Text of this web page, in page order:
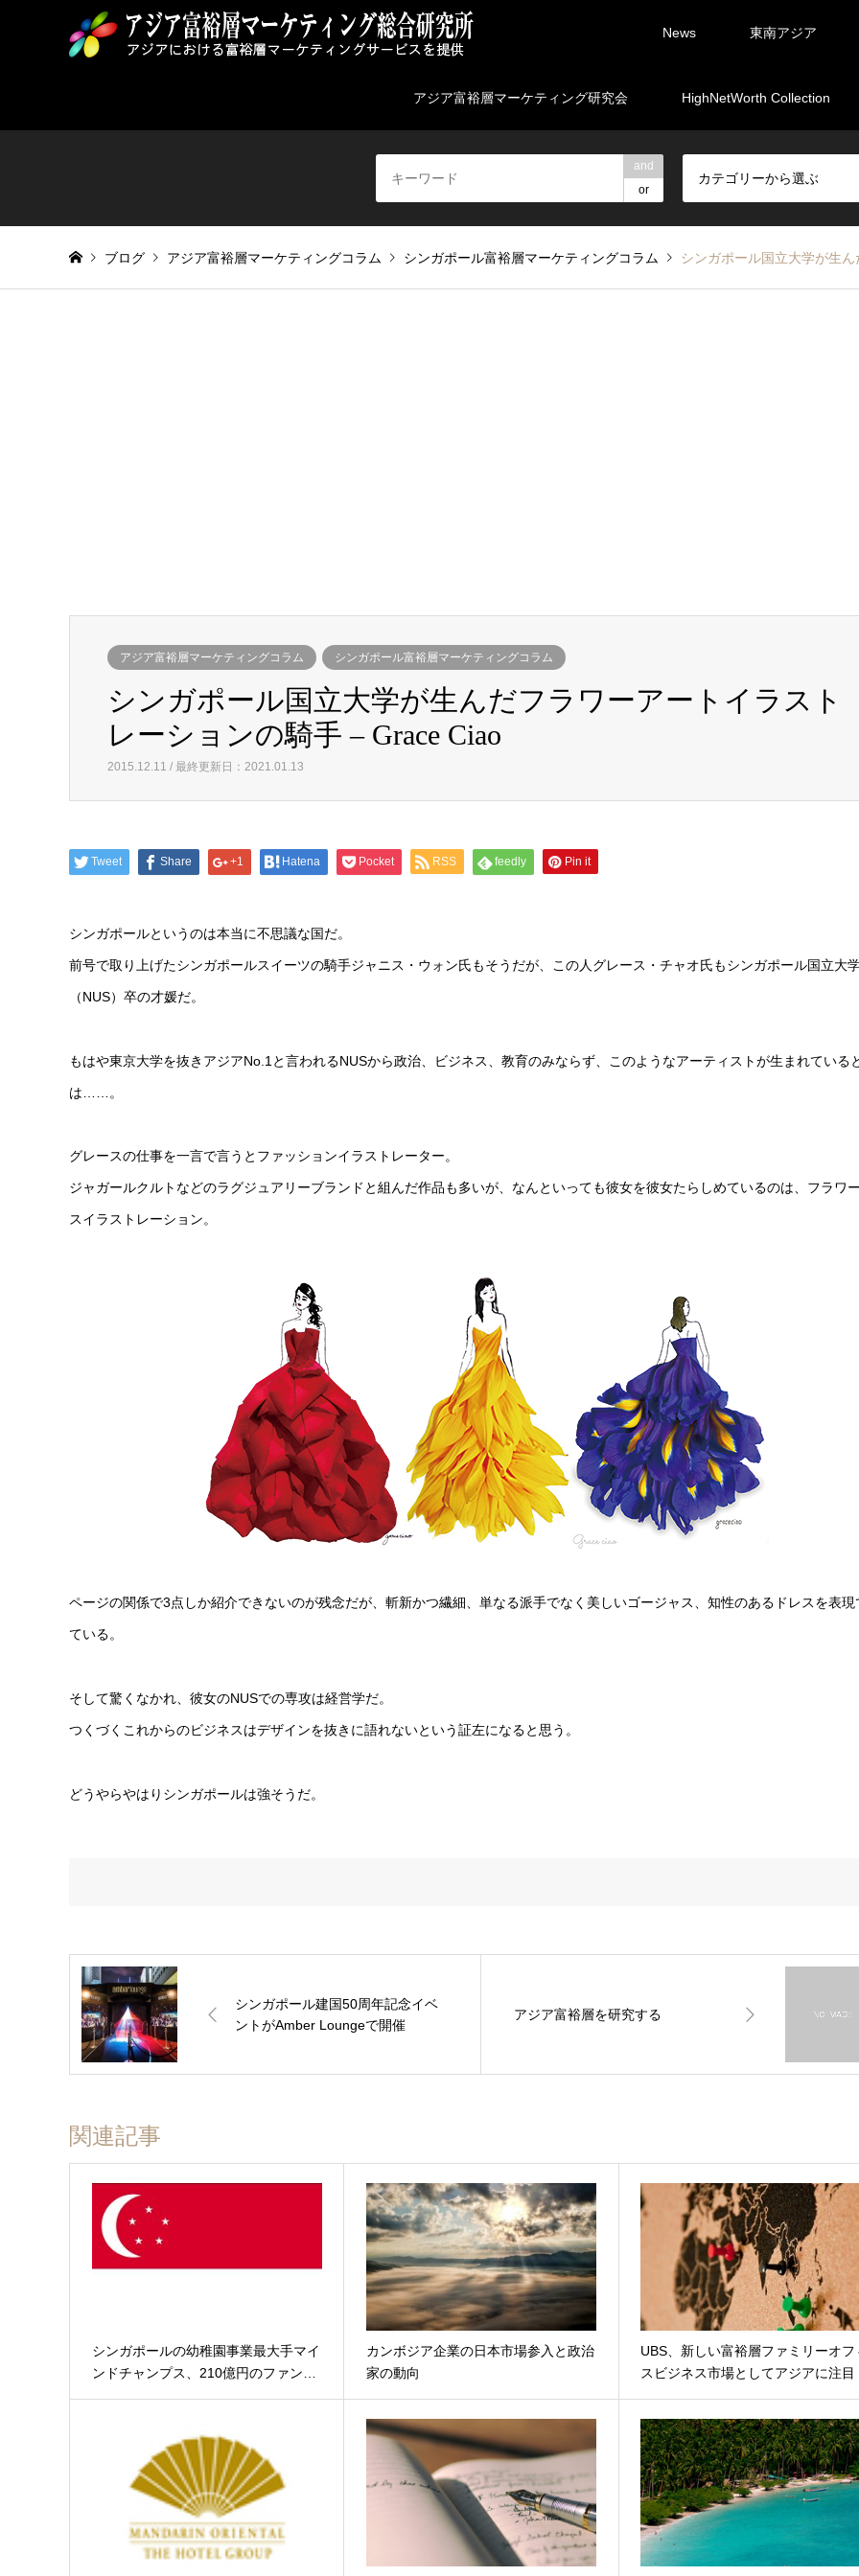
News 東南アジア
アジア富裕層マーケティング研究会 HighNetWorth Collection
and
or
カテゴリーから選ぶ
ブログ アジア富裕層マーケティングコラム シンガポール富裕層マーケティングコラム シンガポール国立大学が生
アジア富裕層マーケティングコラム シンガポール富裕層マーケティングコラム
シンガポール国立大学が生んだフラワーアートイラスト
レーションの騎手 – Grace Ciao
2015.12.11 / 最終更新日：2021.01.13
Tweet Share +1 Hatena Pocket RSS feedly Pin it
シンガポールというのは本当に不思議な国だ。
前号で取り上げたシンガポールスイーツの騎手ジャニス・ウォン氏もそうだが、この人グレース・チャオ氏もシンガポール国立大
（NUS）卒の才媛だ。
もはや東京大学を抜きアジアNo.1と言われるNUSから政治、ビジネス、教育のみならず、このようなアーティストが生まれている
は……。
グレースの仕事を一言で言うとファッションイラストレーター。
ジャガールクルトなどのラグジュアリーブランドと組んだ作品も多いが、なんといっても彼女を彼女たらしめているのは、フラワ
スイラストレーション。
ページの関係で3点しか紹介できないのが残念だが、斬新かつ繊細、単なる派手でなく美しいゴージャス、知性のあるドレスを表現
ている。
そして驚くなかれ、彼女のNUSでの専攻は経営学だ。
つくづくこれからのビジネスはデザインを抜きに語れないという証左になると思う。
どうやらやはりシンガポールは強そうだ。
シンガポール建国50周年記念イベ
ントがAmber Loungeで開催
アジア富裕層を研究する
関連記事
シンガポールの幼稚園事業最大手マイ
ンドチャンプス、210億円のファン…
カンボジア企業の日本市場参入と政治
家の動向
UBS、新しい富裕層ファミリーオフ
スビジネス市場としてアジアに注目